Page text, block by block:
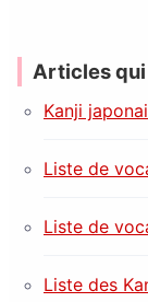
Articles
Kanji
Liste de
Liste de
Liste des